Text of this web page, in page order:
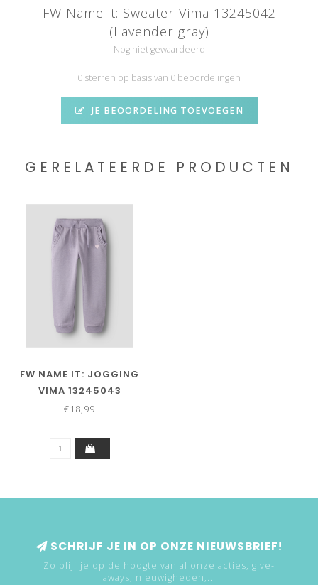
FW Name it: Sweater Vima 13245042
(Lavender gray)
Nog niet gewaardeerd
0 sterren op basis van 0 beoordelingen
JE BEOORDELING TOEVOEGEN
GERELATEERDE PRODUCTEN
FW NAME IT: JOGGING
VIMA 13245043
(LAVENDER GRAY)
€18,99
SCHRIJF JE IN OP ONZE NIEUWSBRIEF!
Zo blijf je op de hoogte van al onze acties, give-
aways, nieuwigheden,...